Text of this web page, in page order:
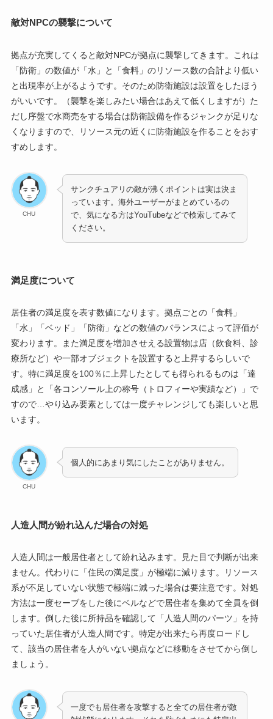
敵対NPCの襲撃について
拠点が充実してくると敵対NPCが拠点に襲撃してきます。これは
「防衛」の数値が「水」と「食料」のリソース数の合計より低い
と出現率が上がるようです。そのため防衛施設は設置をしたほう
がいいです。（襲撃を楽しみたい場合はあえて低くしますが）た
だし序盤で水商売をする場合は防衛設備を作るジャンクが足りな
くなりますので、リソース元の近くに防衛施設を作ることをおす
すめします。
CHU
サンクチュアリの敵が沸くポイントは実は決ま
っています。海外ユーザーがまとめているの
で、気になる方はYouTubeなどで検索してみて
ください。
満足度について
居住者の満足度を表す数値になります。拠点ごとの「食料」
「水」「ベッド」「防衛」などの数値のバランスによって評価が
変わります。また満足度を増加させえる設置物は店（飲食料、診
療所など）や一部オブジェクトを設置すると上昇するらしいで
す。特に満足度を100％に上昇したとしても得られるものは「達
成感」と「各コンソール上の称号（トロフィーや実績など）」で
すので…やり込み要素としては一度チャレンジしても楽しいと思
います。
CHU
個人的にあまり気にしたことがありません。
人造人間が紛れ込んだ場合の対処
人造人間は一般居住者として紛れ込みます。見た目で判断が出来
ません。代わりに「住民の満足度」が極端に減ります。リソース
系が不足していない状態で極端に減った場合は要注意です。対処
方法は一度セーブをした後にベルなどで居住者を集めて全員を倒
します。倒した後に所持品を確認して「人造人間のパーツ」を持
っていた居住者が人造人間です。特定が出来たら再度ロードし
て、該当の居住者を人がいない拠点などに移動をさせてから倒し
ましょう。
一度でも居住者を攻撃すると全ての居住者が敵